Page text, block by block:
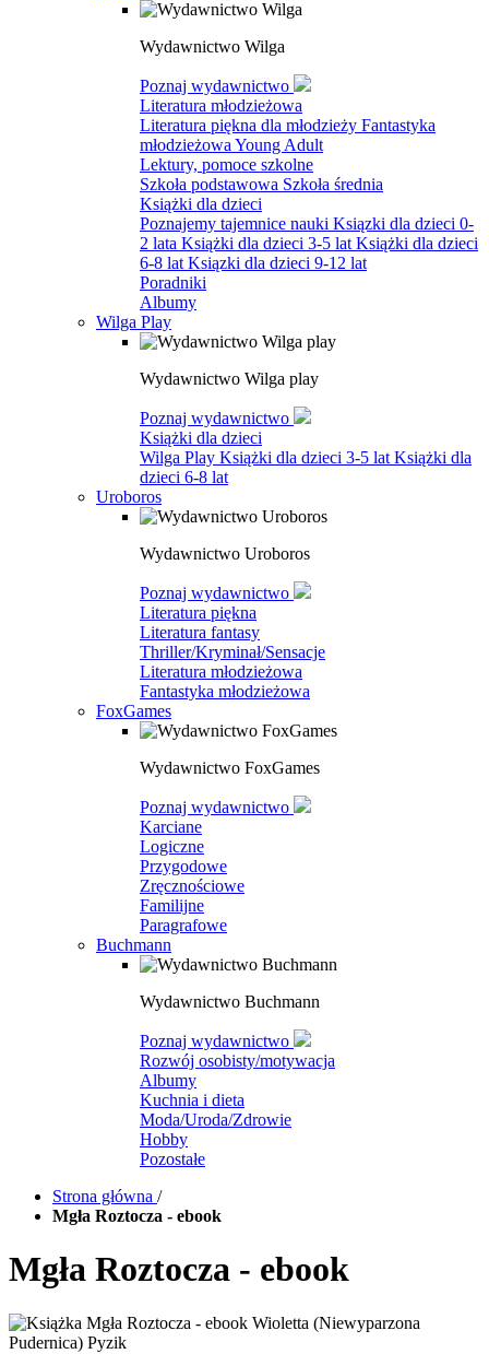
Wydawnictwo Wilga
Poznaj wydawnictwo
Literatura młodzieżowa
Literatura piękna dla młodzieży Fantastyka
młodzieżowa Young Adult
Lektury, pomoce szkolne
Szkoła podstawowa Szkoła średnia
Książki dla dzieci
Poznajemy tajemnice nauki Ksiązki dla dzieci 0-
2 lata Książki dla dzieci 3-5 lat Książki dla dzieci
6-8 lat Ksiązki dla dzieci 9-12 lat
Poradniki
Albumy
Wilga Play
Wydawnictwo Wilga play
Poznaj wydawnictwo
Książki dla dzieci
Wilga Play Książki dla dzieci 3-5 lat Książki dla
dzieci 6-8 lat
Uroboros
Wydawnictwo Uroboros
Poznaj wydawnictwo
Literatura piękna
Literatura fantasy
Thriller/Kryminał/Sensacje
Literatura młodzieżowa
Fantastyka młodzieżowa
FoxGames
Wydawnictwo FoxGames
Poznaj wydawnictwo
Karciane
Logiczne
Przygodowe
Zręcznościowe
Familijne
Paragrafowe
Buchmann
Wydawnictwo Buchmann
Poznaj wydawnictwo
Rozwój osobisty/motywacja
Albumy
Kuchnia i dieta
Moda/Uroda/Zdrowie
Hobby
Pozostałe
Strona główna /
Mgła Roztocza - ebook
Mgła Roztocza - ebook